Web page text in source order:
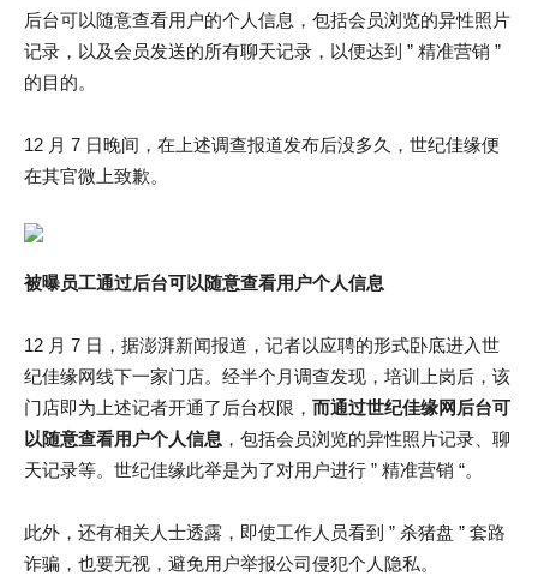
后台可以随意查看用户的个人信息，包括会员浏览的异性照片
记录，以及会员发送的所有聊天记录，以便达到 ” 精准营销 ”
的目的。
12 月 7 日晚间，在上述调查报道发布后没多久，世纪佳缘便
在其官微上致歉。
被曝员工通过后台可以随意查看用户个人信息
12 月 7 日，据澎湃新闻报道，记者以应聘的形式卧底进入世
纪佳缘网线下一家门店。经半个月调查发现，培训上岗后，该
门店即为上述记者开通了后台权限， 而通过世纪佳缘网后台可
以随意查看用户个人信息 ，包括会员浏览的异性照片记录、聊
天记录等。世纪佳缘此举是为了对用户进行 ” 精准营销 “。
此外，还有相关人士透露，即使工作人员看到 ” 杀猪盘 ” 套路
诈骗，也要无视，避免用户举报公司侵犯个人隐私。